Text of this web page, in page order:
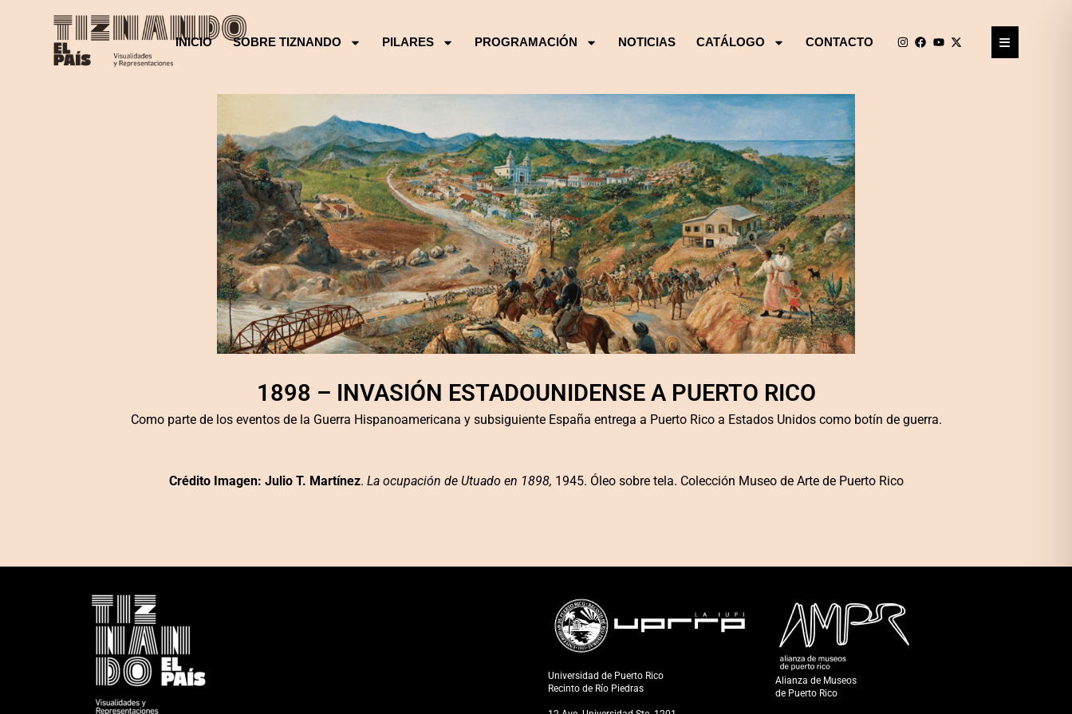
INICIO SOBRE TIZNANDO PILARES PROGRAMACIÓN NOTICIAS CATÁLOGO CONTACTO
1898 – INVASIÓN ESTADOUNIDENSE A PUERTO RICO
Como parte de los eventos de la Guerra Hispanoamericana y subsiguiente España entrega a Puerto Rico a Estados Unidos como botín de guerra.
Crédito Imagen: Julio T. Martínez. La ocupación de Utuado en 1898, 1945. Óleo sobre tela. Colección Museo de Arte de Puerto Rico
Universidad de Puerto Rico
Recinto de Río Piedras
Alianza de Museos
de Puerto Rico